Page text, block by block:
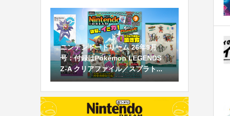
ニンテンドードリーム 26年9月
号：付録はPokémon LEGENDS
Z-A クリアファイル／スプラト...